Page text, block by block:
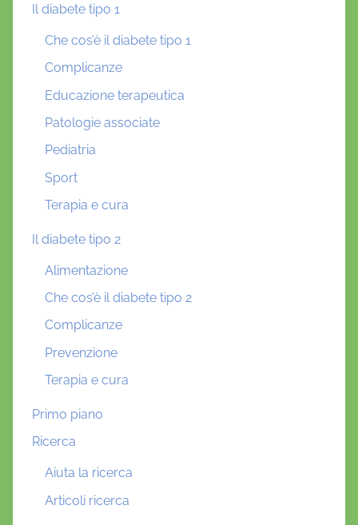
Il diabete tipo 1
Che cos’è il diabete tipo 1
Complicanze
Educazione terapeutica
Patologie associate
Pediatria
Sport
Terapia e cura
Il diabete tipo 2
Alimentazione
Che cos’è il diabete tipo 2
Complicanze
Prevenzione
Terapia e cura
Primo piano
Ricerca
Aiuta la ricerca
Articoli ricerca